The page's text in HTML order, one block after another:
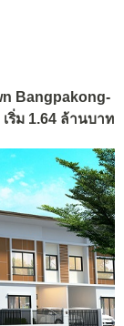
Bangpakong-
ริ่ม 1.64 ล้านบาท